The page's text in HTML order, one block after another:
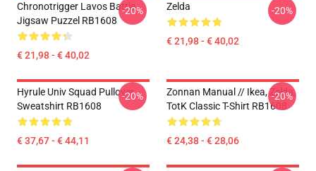
Chronotrigger Lavos Battle
Jigsaw Puzzel RB1608
€ 21,98 - € 40,02
-20% Zelda
€ 21,98 - € 40,02
-20%
Hyrule Univ Squad Pullover
Sweatshirt RB1608
€ 37,67 - € 44,11
-20%
Zonnan Manual // Ikea, Zelda,
TotK Classic T-Shirt RB1608
€ 24,38 - € 28,06
-20%